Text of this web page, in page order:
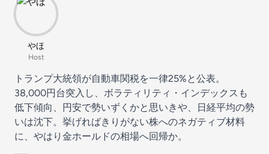
やほ
Host
トランプ大統領が自動車関税を一律25%と公表。
38,000円台突入し、ボラティリティ・インデックスも
低下傾向、円安で勢いずくかと思いきや、日経平均の勢
いは沈下。挙げればきりがない株へのネガティブ材料
に、やはり金ホールドの相場へ回帰か。